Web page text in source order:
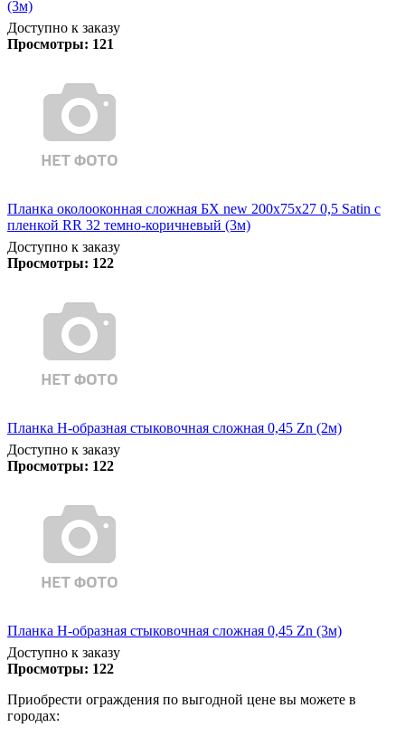
(3м)
Доступно к заказу
Просмотры: 121
Планка околооконная сложная БХ new 200х75х27 0,5 Satin с
пленкой RR 32 темно-коричневый (3м)
Доступно к заказу
Просмотры: 122
Планка Н-образная стыковочная сложная 0,45 Zn (2м)
Доступно к заказу
Просмотры: 122
Планка Н-образная стыковочная сложная 0,45 Zn (3м)
Доступно к заказу
Просмотры: 122
Приобрести ограждения по выгодной цене вы можете в
городах: